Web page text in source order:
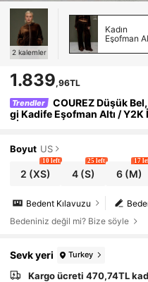
2 kalemler
Kadın
Eşofman
1.839,96TL
Trendler
COUREZ Düşük
gi Kadife Eşofman Altı / Y2K
r İçin Yazlık Sokak Giyim
Boyut US
2 (XS)
10 left
4(S)
25 left
6(M)
17
Bedent Kılavuzu
Bedeniniz değil mi? Bize söyle
Sevk yeri Turkey
Kargo ücreti 470,74TL